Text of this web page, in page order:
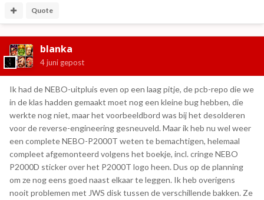
Quote
blanka
4 juni gepost
Ik had de NEBO-uitpluis even op een laag pitje, de pcb-repo die we
in de klas hadden gemaakt moet nog een kleine bug hebben, die
werkte nog niet, maar het voorbeeldbord was bij het desolderen
voor de reverse-engineering gesneuveld. Maar ik heb nu wel weer
een complete NEBO-P2000T weten te bemachtigen, helemaal
compleet afgemonteerd volgens het boekje, incl. cringe NEBO
P2000D sticker over het P2000T logo heen. Dus op de planning
om ze nog eens goed naast elkaar te leggen. Ik heb overigens
nooit problemen met JWS disk tussen de verschillende bakken. Ze